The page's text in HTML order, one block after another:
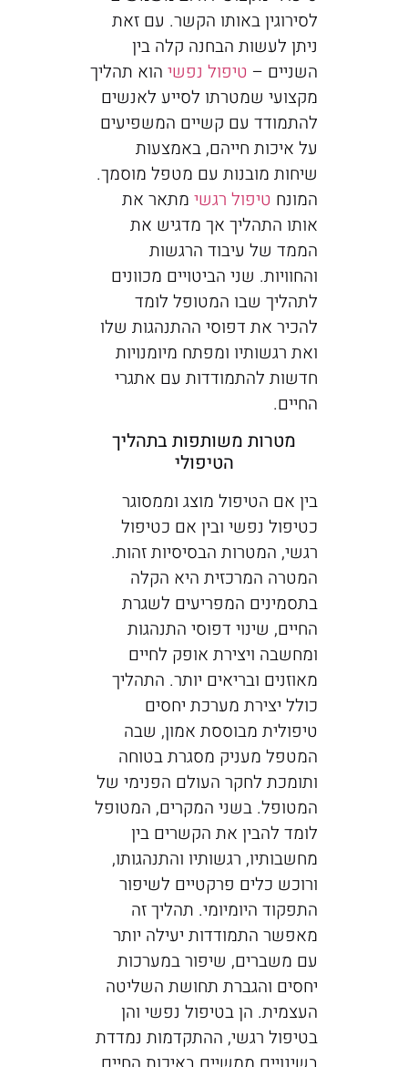
לסירוגין באותו הקשר. עם זאת
ניתן לעשות הבחנה קלה בין
השניים – טיפול נפשיהוא תהליך
מקצועי שמטרתו לסייע לאנשים
להתמודד עם קשיים המשפיעים
על איכות חייהם, באמצעות
שיחות מובנות עם מטפל מוסמך.
המונחטיפול רגשימתאר את
אותו התהליך אך מדגיש את
הממד של עיבוד הרגשות
והחוויות. שני הביטויים מכוונים
לתהליך שבו המטופל לומד
להכיר את דפוסי ההתנהגות שלו
ואת רגשותיו ומפתח מיומנויות
חדשות להתמודדות עם אתגרי
החיים.
מטרות משותפות בתהליך
הטיפולי
בין אם הטיפול מוצג וממסוגר
כטיפול נפשי ובין אם כטיפול
רגשי, המטרות הבסיסיות זהות.
המטרה המרכזית היא הקלה
בתסמינים המפריעים לשגרת
החיים, שינוי דפוסי התנהגות
ומחשבה ויצירת אופק לחיים
מאוזנים ובריאים יותר. התהליך
כולל יצירת מערכת יחסים
טיפולית מבוססת אמון, שבה
המטפל מעניק מסגרת בטוחה
ותומכת לחקר העולם הפנימי של
המטופל. בשני המקרים, המטופל
לומד להבין את הקשרים בין
מחשבותיו, רגשותיו והתנהגותו,
ורוכש כלים פרקטיים לשיפור
התפקוד היומיומי. תהליך זה
מאפשר התמודדות יעילה יותר
עם משברים, שיפור במערכות
יחסים והגברת תחושת השליטה
העצמית. הן בטיפול נפשי והן
בטיפול רגשי, ההתקדמות נמדדת